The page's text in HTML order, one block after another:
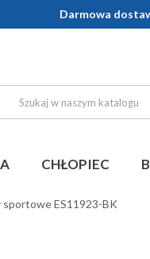
Darmowa
CHŁOPIEC
ES11923-BK